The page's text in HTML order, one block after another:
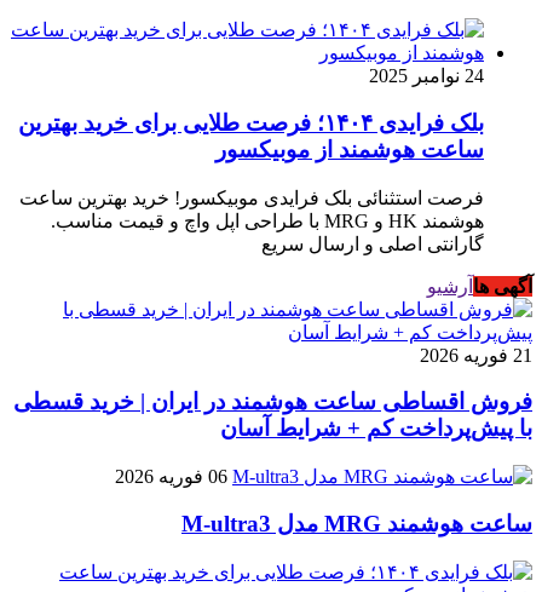
24 نوامبر 2025
بلک فرایدی ۱۴۰۴؛ فرصت طلایی برای خرید بهترین
ساعت هوشمند از موبیکسور
فرصت استثنائی بلک فرایدی موبیکسور! خرید بهترین ساعت
هوشمند HK و MRG با طراحی اپل واچ و قیمت مناسب.
گارانتی اصلی و ارسال سریع
آگهی ها آرشیو
21 فوریه 2026
فروش اقساطی ساعت هوشمند در ایران | خرید قسطی
با پیش‌پرداخت کم + شرایط آسان
06 فوریه 2026
ساعت هوشمند MRG مدل M-ultra3